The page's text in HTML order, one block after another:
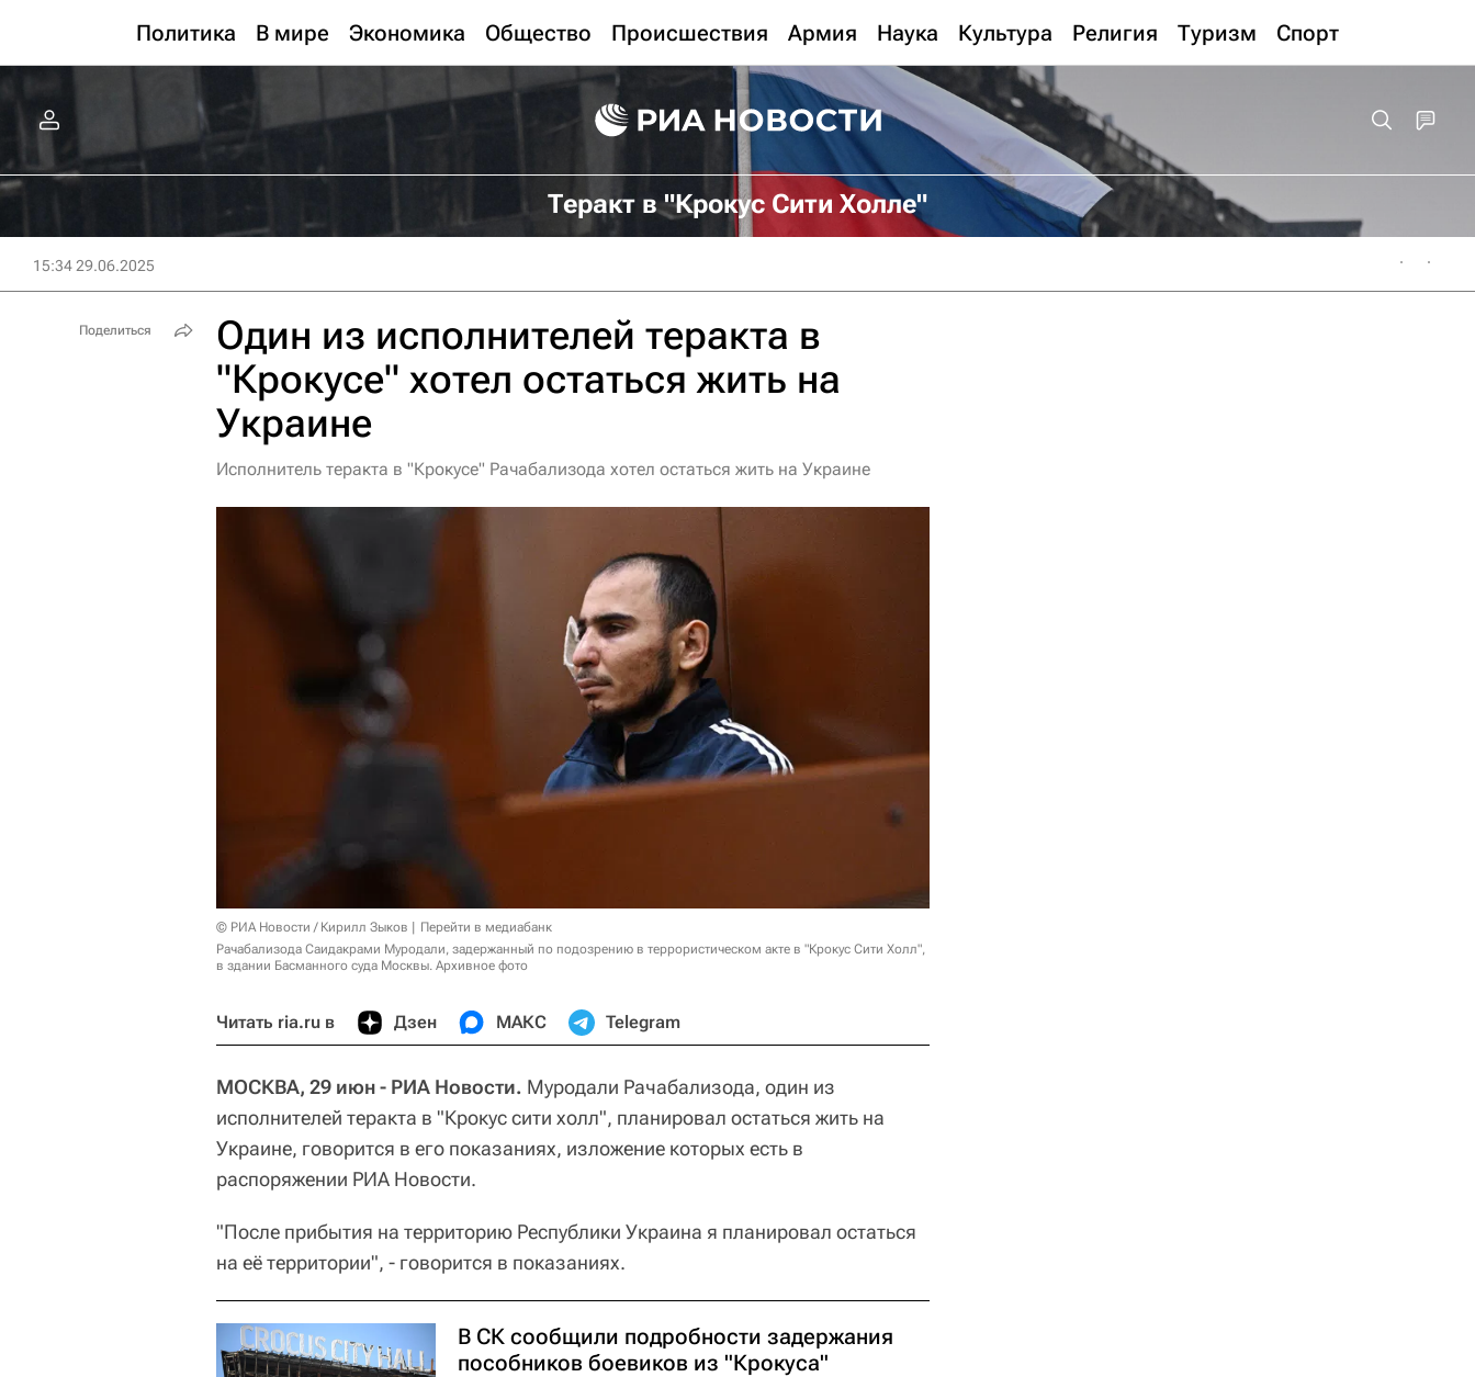
Политика В мире Экономика Общество Происшествия Армия Наука Культура Религия Туризм Спорт
Теракт в "Крокус Сити Холле"
15:34 29.06.2025
Один из исполнителей теракта в
"Крокусе" хотел остаться жить на
Украине
Исполнитель теракта в "Крокусе" Рачабализода хотел остаться жить на Украине
© РИА Новости / Кирилл Зыков
Перейти в медиабанк
Рачабализода Саидакрами Муродали, задержанный по подозрению в террористическом акте в "Крокус Сити Холл",
в здании Басманного суда Москвы. Архивное фото
Читать ria.ru в Дзен МАКС Telegram
МОСКВА, 29 июн - РИА Новости. Муродали Рачабализода, один из
исполнителей теракта в "Крокус сити холл", планировал остаться жить на
Украине, говорится в его показаниях, изложение которых есть в
распоряжении РИА Новости.
"После прибытия на территорию Республики Украина я планировал остаться
на её территории", - говорится в показаниях.
В СК сообщили подробности задержания
пособников боевиков из "Крокуса"
Поделиться